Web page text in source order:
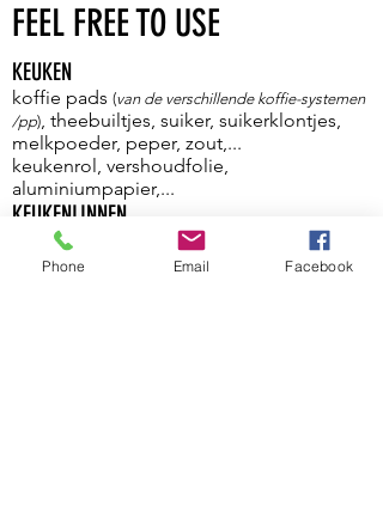
FEEL FREE TO USE
KEUKEN
koffie pads (van de verschillende koffie-systemen
/pp), theebuiltjes, suiker, suikerklontjes,
melkpoeder, peper, zout,...
keukenrol, vershoudfolie,
aluminiumpapier,...
KEUKENLINNEN
linnen keukenhanddoeken, synthetische
zwarte horeca glazen-handdoeken,
Phone Email Facebook